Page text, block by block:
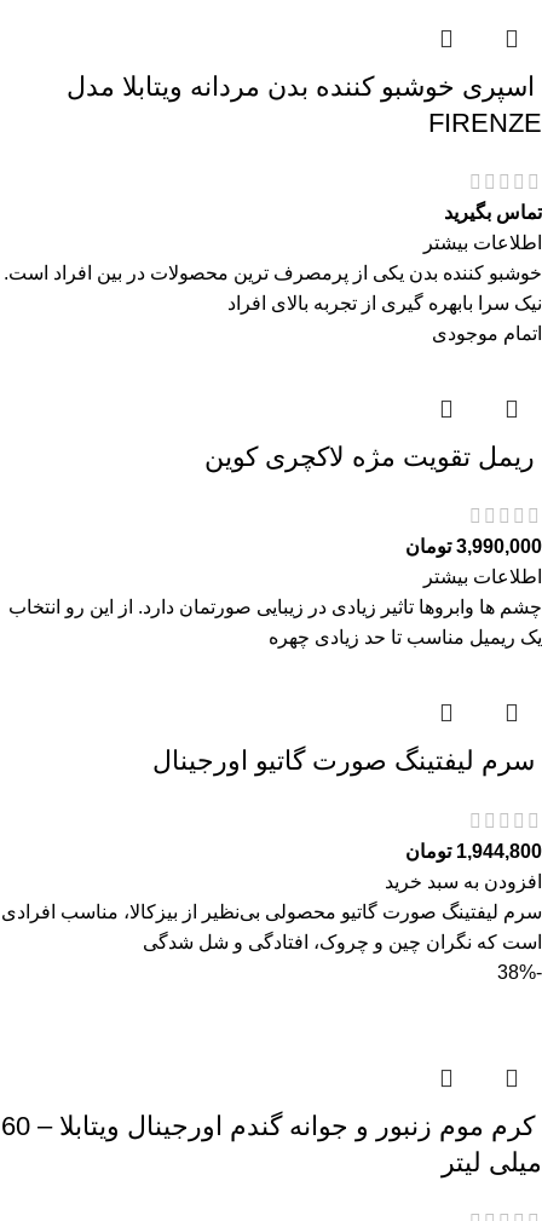
اسپری خوشبو کننده بدن مردانه ویتابلا مدل
FIRENZE
تماس بگیرید
اطلاعات بیشتر
خوشبو کننده بدن یکی از پرمصرف ترین محصولات در بین افراد است.
نیک سرا بابهره گیری از تجربه بالای افراد
اتمام موجودی
ريمل تقويت مژه لاكچری كوين
3,990,000 تومان
اطلاعات بیشتر
چشم ها وابروها تاثیر زیادی در زیبایی صورتمان دارد. از این رو انتخاب
یک ریمیل مناسب تا حد زیادی چهره
سرم ليفتينگ صورت گاتیو اورجینال
1,944,800 تومان
افزودن به سبد خرید
سرم ليفتينگ صورت گاتیو محصولی بی‌نظیر از بیزکالا، مناسب افرادی
است که نگران چین و چروک، افتادگی و شل‌ شدگی
-38%
کرم موم زنبور و جوانه گندم اورجینال ویتابلا – 60
میلی لیتر